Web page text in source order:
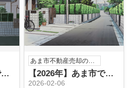
【2026年】あま市で実家相続後の買取手続きとは？売却までの流れや必要書類も解説
あま市不動産売却のこと
【2026年】あま市で実家を相続した方必見！売却方法や注意点を詳しく解説
2026-02-06